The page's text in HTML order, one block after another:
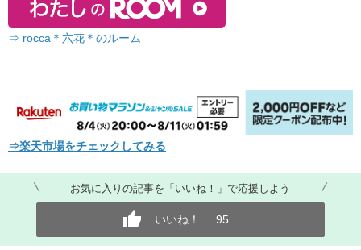
⇒ rocca＊六花＊のルーム
⇒楽天市場をチェックしてみる
お気に入りの記事を「いいね！」で応援しよう
いいね！ 95